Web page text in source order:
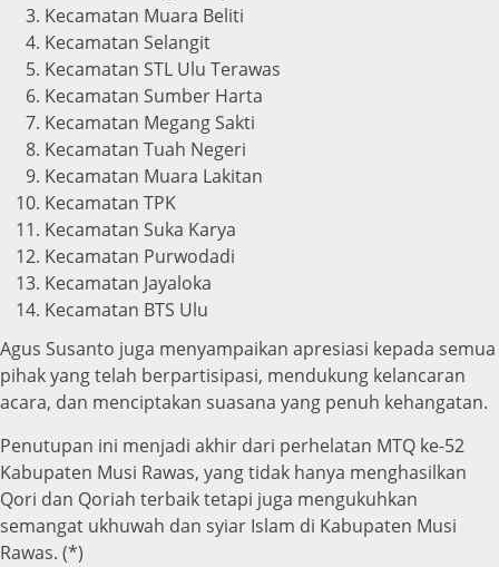
Kecamatan Muara Beliti
Kecamatan Selangit
Kecamatan STL Ulu Terawas
Kecamatan Sumber Harta
Kecamatan Megang Sakti
Kecamatan Tuah Negeri
Kecamatan Muara Lakitan
Kecamatan TPK
Kecamatan Suka Karya
Kecamatan Purwodadi
Kecamatan Jayaloka
Kecamatan BTS Ulu
Agus Susanto juga menyampaikan apresiasi kepada semua
pihak yang telah berpartisipasi, mendukung kelancaran
acara, dan menciptakan suasana yang penuh kehangatan.
Penutupan ini menjadi akhir dari perhelatan MTQ ke-52
Kabupaten Musi Rawas, yang tidak hanya menghasilkan
Qori dan Qoriah terbaik tetapi juga mengukuhkan
semangat ukhuwah dan syiar Islam di Kabupaten Musi
Rawas. (*)